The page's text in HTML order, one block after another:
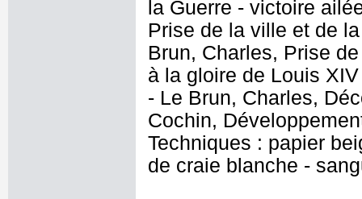
la Guerre - victoire
Prise de la ville et de
Brun, Charles, Prise
à la gloire de Louis
- Le Brun, Charles,
Cochin,
Techniques : papier
de craie blanche -